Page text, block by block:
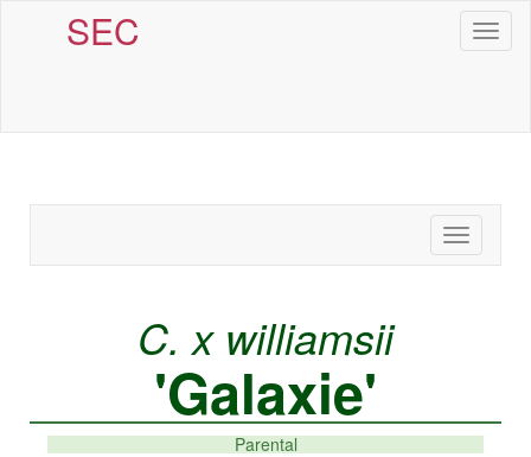
SEC
Toggle
navigation
C. x williamsii
'Galaxie'
Parental